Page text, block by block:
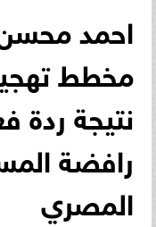
احمد
مخطط
نتيجة ردة
رافضة
المصري